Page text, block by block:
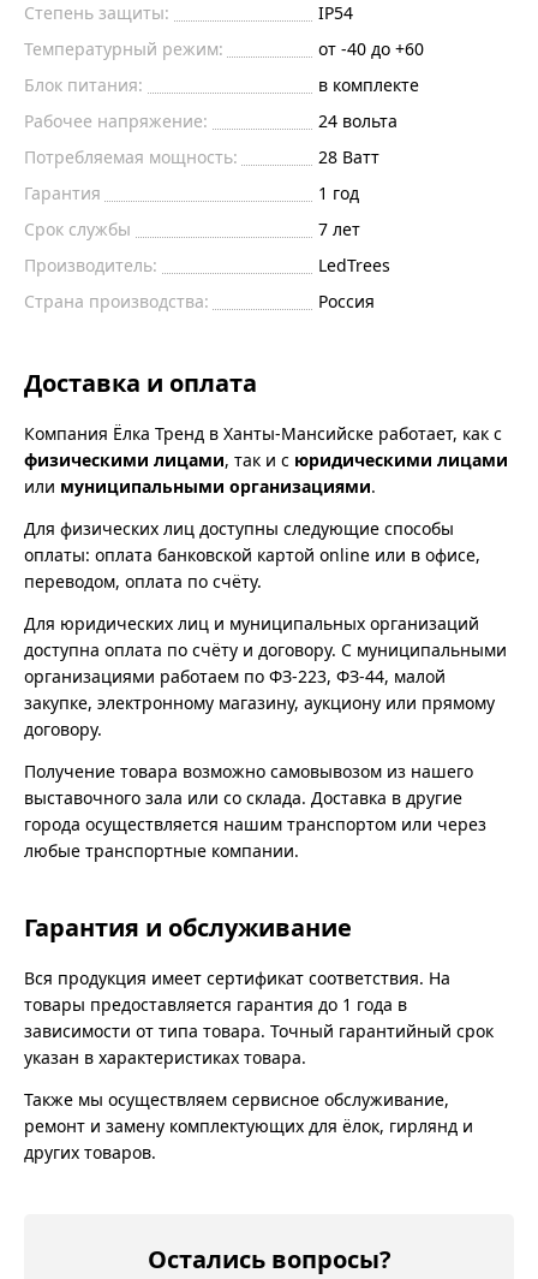
Степень защиты:
IP54
Температурный режим:
от -40 до +60
Блок питания:
в комплекте
Рабочее напряжение:
24 вольта
Потребляемая мощность:
28 Ватт
Гарантия
1 год
Срок службы
7 лет
Производитель:
LedTrees
Страна производства:
Россия
Доставка и оплата
Компания Ёлка Тренд в Ханты-Мансийске работает, как с
физическими лицами, так и с юридическими лицами
или муниципальными организациями.
Для физических лиц доступны следующие способы
оплаты: оплата банковской картой online или в офисе,
переводом, оплата по счёту.
Для юридических лиц и муниципальных организаций
доступна оплата по счёту и договору. С муниципальными
организациями работаем по ФЗ-223, ФЗ-44, малой
закупке, электронному магазину, аукциону или прямому
договору.
Получение товара возможно самовывозом из нашего
выставочного зала или со склада. Доставка в другие
города осуществляется нашим транспортом или через
любые транспортные компании.
Гарантия и обслуживание
Вся продукция имеет сертификат соответствия. На
товары предоставляется гарантия до 1 года в
зависимости от типа товара. Точный гарантийный срок
указан в характеристиках товара.
Также мы осуществляем сервисное обслуживание,
ремонт и замену комплектующих для ёлок, гирлянд и
других товаров.
Остались вопросы?